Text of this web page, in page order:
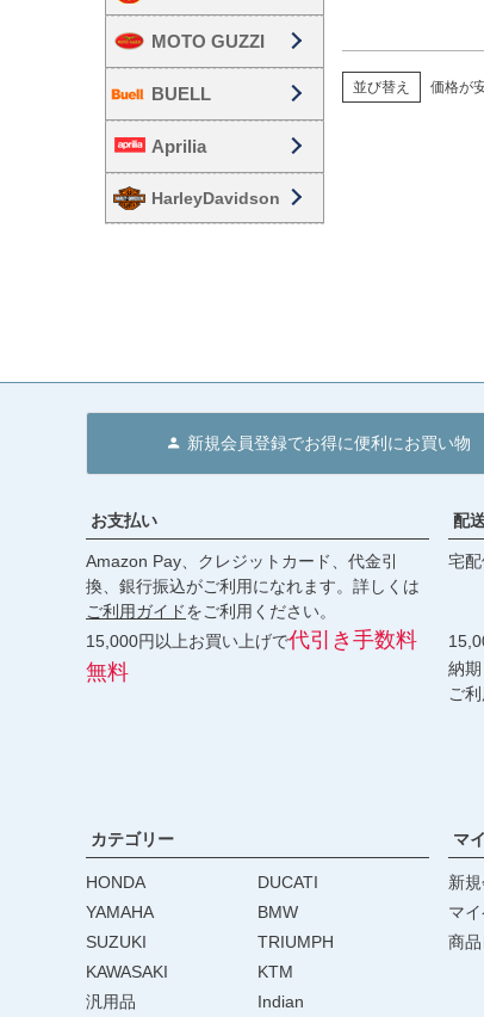
MOTO GUZZI
BUELL
Aprilia
HarleyDavidson
並び替え 価格が
新規会員登録でお得に便利にお買い物
お支払い
Amazon Pay、クレジットカード、代金引
換、銀行振込がご利用になれます。詳しくは
ご利用ガイドをご利用ください。
15,000円以上お買い上げで代引き手数料
無料
配
宅
北
納期
ご
カテゴリー
HONDA
YAMAHA
SUZUKI
KAWASAKI
汎用品
DUCATI
BMW
TRIUMPH
KTM
Indian
マ
新
マ
商